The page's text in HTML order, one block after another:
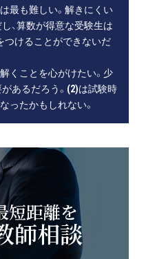
最も難しい。解きにくい
、算数が得意な受験生は
つけることができないだ
くことを心がけたい。少
あるだろう。 (2)は試験時
ったかもしれない。
短距離を
師相談